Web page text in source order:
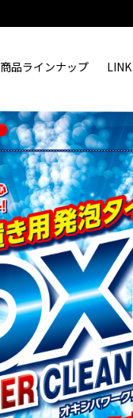
商品ラインナップ LINK